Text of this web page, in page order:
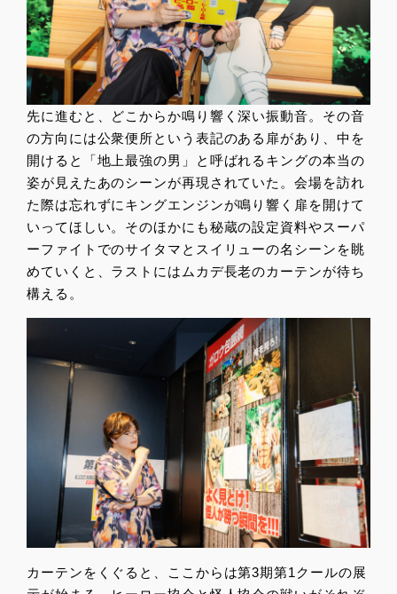
先に進むと、どこからか鳴り響く深い振動音。その音
の方向には公衆便所という表記のある扉があり、中を
開けると「地上最強の男」と呼ばれるキングの本当の
姿が見えたあのシーンが再現されていた。会場を訪れ
た際は忘れずにキングエンジンが鳴り響く扉を開けて
いってほしい。そのほかにも秘蔵の設定資料やスーパ
ーファイトでのサイタマとスイリューの名シーンを眺
めていくと、ラストにはムカデ長老のカーテンが待ち
構える。
カーテンをくぐると、ここからは第3期第1クールの展